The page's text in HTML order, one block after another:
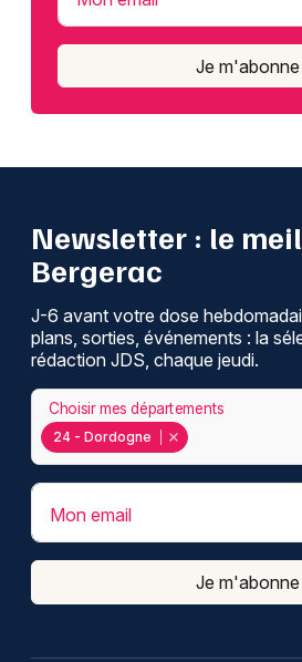
Je m'abonne
Newsletter : le
Bergerac
J-6 avant votre dose
plans, sorties, événements : la
rédaction JDS, chaque jeudi.
24 - Dordogne
Choisir mes départements
Mon email
Je m'abonne